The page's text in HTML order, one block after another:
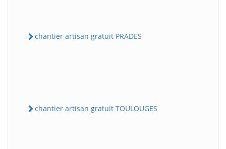
chantier artisan gratuit PRADES
chantier artisan gratuit TOULOUGES